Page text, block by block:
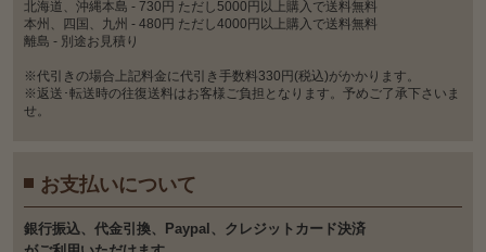
北海道、沖縄本島 - 730円 ただし5000円以上購入で送料無料
本州、四国、九州 - 480円 ただし4000円以上購入で送料無料
離島 - 別途お見積り
※代引きの場合上記料金に代引き手数料330円(税込)がかかります。
※返送･転送時の往復送料はお客様ご負担となります。予めご了承下さいま
せ。
お支払いについて
銀⾏振込、代⾦引換、Paypal、クレジットカード決済